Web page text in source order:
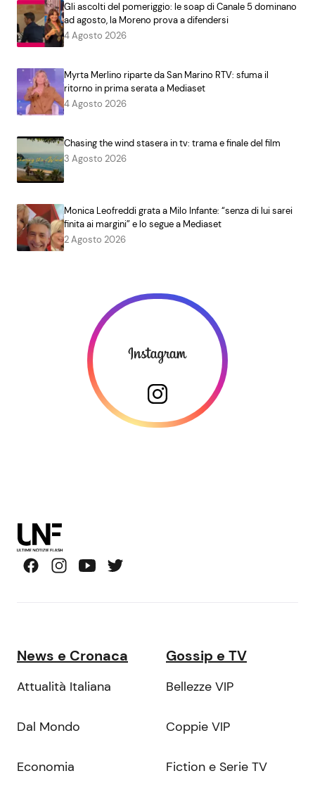
Gli ascolti del pomeriggio: le soap di Canale 5 dominano
ad agosto, la Moreno prova a difendersi
4 Agosto 2026
Myrta Merlino riparte da San Marino RTV: sfuma il
ritorno in prima serata a Mediaset
4 Agosto 2026
Chasing the wind stasera in tv: trama e finale del film
3 Agosto 2026
Monica Leofreddi grata a Milo Infante: “senza di lui sarei
finita ai margini” e lo segue a Mediaset
2 Agosto 2026
News e Cronaca
Attualità Italiana
Dal Mondo
Economia
Gossip e TV
Bellezze VIP
Coppie VIP
Fiction e Serie TV